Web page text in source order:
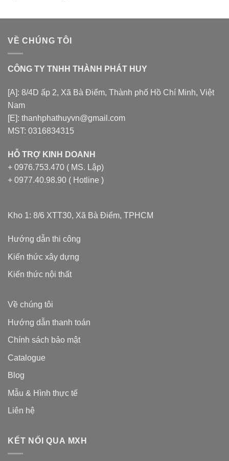
VỀ CHÚNG TÔI
CÔNG TY TNHH THÀNH PHÁT HUY
[A]: 8/4D ấp 2, Xã Bà Điểm, Thành phố Hồ Chí Minh, Việt
Nam
[E]: thanhphathuyvn@gmail.com
MST: 0316834315
HỖ TRỢ KINH DOANH
+ 0976.753.470 ( MS. Lập)
+ 0977.40.98.90 ( Hotline )
Kho 1: 8/6 XTT30, Xã Bà Điểm, TPHCM
Hướng dẫn thi công
Kiến thức xây dựng
Kiến thức nội thất
Về chúng tôi
Hướng dẫn thanh toán
Chính sách bảo mật
Catalogue
Blog
Mẫu & Hình thực tế
Liên hệ
KẾT NỐI QUA MXH